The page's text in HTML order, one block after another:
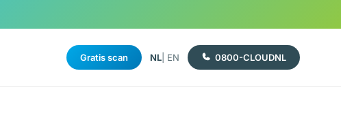
Gratis scan NL| EN 0800-CLOUDNL